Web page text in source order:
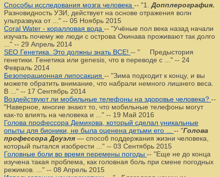
Способы исследования мозга человека -- "1. Допплерография.
Разновидность УЗИ, действует на основе отражения волн
ультразвука от ..." -- 05 Ноябрь 2015
Coral Water - коралловая вода -- "Учёные пол века назад начали
изучать почему же люди с острова Окинава проживают так долго
..." -- 29 Апрель 2014
SEO Генетика. Это должны знать ВСЕ! -- " Предыстория
генетики. Генетика или genesis, что в переводе с ..." -- 24
Февраль 2014
Безоперационная липосакция -- "Зима подходит к концу, и вы
можете обратить внимание, что набрали немного лишнего веса.
В ..." -- 17 Сентябрь 2014
Воздействуют ли мобильные телефоны на здоровье человека? --
"Наверное, многие знают то, что мобильные телефоны могут
как-то влиять на человека и ..." -- 19 Май 2016
Голова профессора Демихова, который сделал уникальные
опыты для бионики, не была оценена детьми его ... -- "Голова
профессора Доуэля — способ поддержания жизни человека,
который пытался изобрести ..." -- 03 Сентябрь 2015
Головные боли во время перемены погоды -- "Еще не до конца
изучена такая проблема, как головная боль при смене погодных
режимов. ..." -- 08 Апрель 2015